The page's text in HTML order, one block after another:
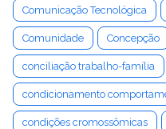
Comunicação Tecnológica
Comunidade Concepção
conciliação trabalho-família
condicionamento
condições cromossômicas